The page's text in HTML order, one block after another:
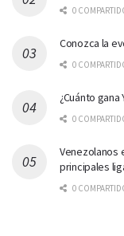
0
Conozca la
0
¿Cuánto
0
Venezolanos
principales
0